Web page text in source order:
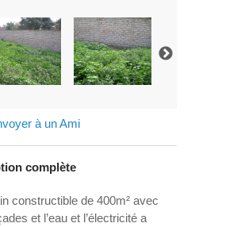
à un Ami
complète
constructible de 400m² avec
et l’eau et l’électricité a